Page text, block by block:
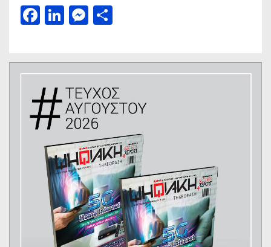
Facebook
LinkedIn
Messenger